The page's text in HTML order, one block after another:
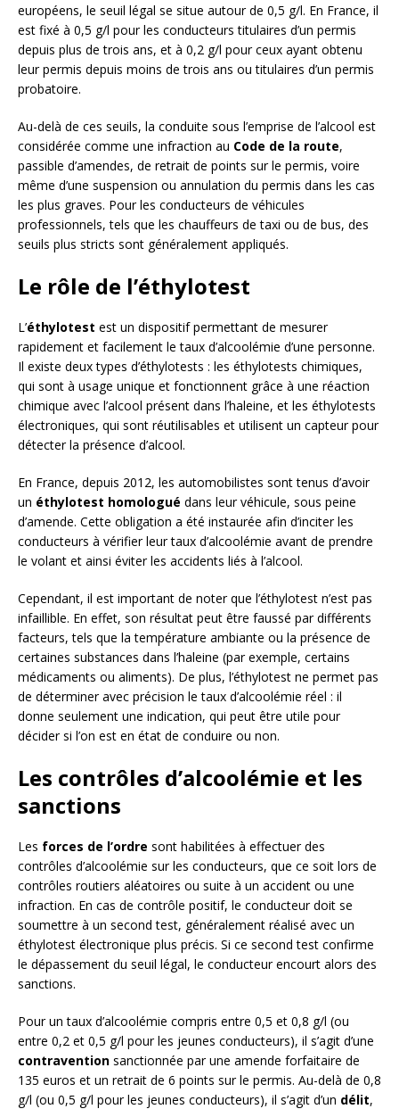
européens, le seuil légal se situe autour de 0,5 g/l. En France, il
est fixé à 0,5 g/l pour les conducteurs titulaires d’un permis
depuis plus de trois ans, et à 0,2 g/l pour ceux ayant obtenu
leur permis depuis moins de trois ans ou titulaires d’un permis
probatoire.
Au-delà de ces seuils, la conduite sous l’emprise de l’alcool est
considérée comme une infraction au Code de la route,
passible d’amendes, de retrait de points sur le permis, voire
même d’une suspension ou annulation du permis dans les cas
les plus graves. Pour les conducteurs de véhicules
professionnels, tels que les chauffeurs de taxi ou de bus, des
seuils plus stricts sont généralement appliqués.
Le rôle de l’éthylotest
L’éthylotest est un dispositif permettant de mesurer
rapidement et facilement le taux d’alcoolémie d’une personne.
Il existe deux types d’éthylotests : les éthylotests chimiques,
qui sont à usage unique et fonctionnent grâce à une réaction
chimique avec l’alcool présent dans l’haleine, et les éthylotests
électroniques, qui sont réutilisables et utilisent un capteur pour
détecter la présence d’alcool.
En France, depuis 2012, les automobilistes sont tenus d’avoir
un éthylotest homologué dans leur véhicule, sous peine
d’amende. Cette obligation a été instaurée afin d’inciter les
conducteurs à vérifier leur taux d’alcoolémie avant de prendre
le volant et ainsi éviter les accidents liés à l’alcool.
Cependant, il est important de noter que l’éthylotest n’est pas
infaillible. En effet, son résultat peut être faussé par différents
facteurs, tels que la température ambiante ou la présence de
certaines substances dans l’haleine (par exemple, certains
médicaments ou aliments). De plus, l’éthylotest ne permet pas
de déterminer avec précision le taux d’alcoolémie réel : il
donne seulement une indication, qui peut être utile pour
décider si l’on est en état de conduire ou non.
Les contrôles d’alcoolémie et les
sanctions
Les forces de l’ordre sont habilitées à effectuer des
contrôles d’alcoolémie sur les conducteurs, que ce soit lors de
contrôles routiers aléatoires ou suite à un accident ou une
infraction. En cas de contrôle positif, le conducteur doit se
soumettre à un second test, généralement réalisé avec un
éthylotest électronique plus précis. Si ce second test confirme
le dépassement du seuil légal, le conducteur encourt alors des
sanctions.
Pour un taux d’alcoolémie compris entre 0,5 et 0,8 g/l (ou
entre 0,2 et 0,5 g/l pour les jeunes conducteurs), il s’agit d’une
contravention sanctionnée par une amende forfaitaire de
135 euros et un retrait de 6 points sur le permis. Au-delà de 0,8
g/l (ou 0,5 g/l pour les jeunes conducteurs), il s’agit d’un délit,